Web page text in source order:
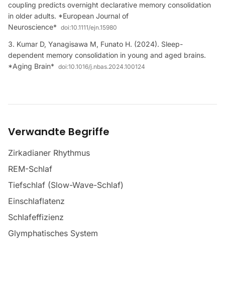
coupling predicts overnight declarative memory consolidation
in older adults. *European Journal of
Neuroscience* doi:10.1111/ejn.15980
Kumar D, Yanagisawa M, Funato H. (2024). Sleep-
dependent memory consolidation in young and aged brains.
*Aging Brain* doi:10.1016/j.nbas.2024.100124
Verwandte Begriffe
Zirkadianer Rhythmus
REM-Schlaf
Tiefschlaf (Slow-Wave-Schlaf)
Einschlaflatenz
Schlafeffizienz
Glymphatisches System